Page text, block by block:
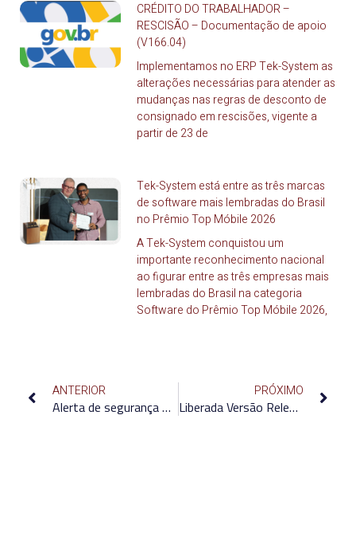
CRÉDITO DO TRABALHADOR –
RESCISÃO – Documentação de apoio
(V166.04)
Implementamos no ERP Tek-System as
alterações necessárias para atender as
mudanças nas regras de desconto de
consignado em rescisões, vigente a
partir de 23 de
Tek-System está entre as três marcas
de software mais lembradas do Brasil
no Prêmio Top Móbile 2026
A Tek-System conquistou um
importante reconhecimento nacional
ao figurar entre as três empresas mais
lembradas do Brasil na categoria
Software do Prêmio Top Móbile 2026,
ANTERIOR
Alerta de segurança FIREBIRD
PRÓXIMO
Liberada Versão Release Candidate ERP (V161)